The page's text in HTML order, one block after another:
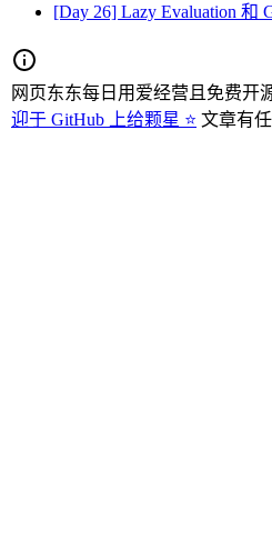
[Day 26] Lazy Evaluation 和
网页东东每日用爱经营且免费开
迎于 GitHub 上给颗星 ⭐ 文章有